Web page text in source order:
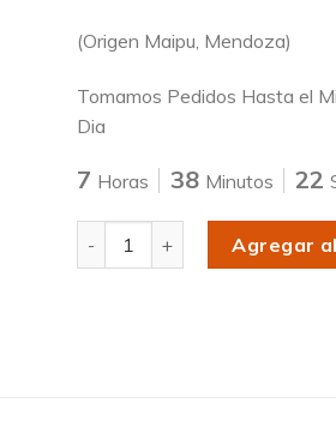
(Origen Maipu, Mendoza)
Tomamos Pedidos Hasta el
Dia
7 Horas 38 Minutos 22
Agregar